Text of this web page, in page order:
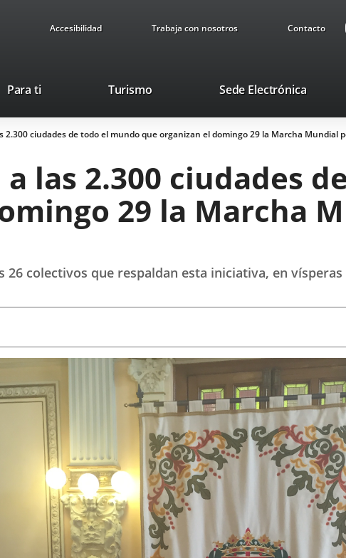
Accesibilidad Trabaja con nosotros Contacto
Para ti TurismoThis
will
open
a
pop-
up
window.
Sede ElectrónicaLink
2.300 ciudades de todo el mundo que organizan el domingo 29 la Marcha Mundial
las 2.300 ciudades
29 la Marcha
colectivos que respaldan esta iniciativa, en